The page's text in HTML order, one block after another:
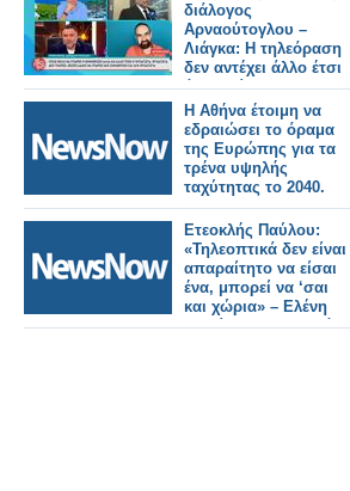
διάλογος
Αρναούτογλου –
Λιάγκα: Η τηλεόραση
δεν αντέχει άλλο έτσι
όπως είναι
Η Αθήνα έτοιμη να
εδραιώσει το όραμα
της Ευρώπης για τα
τρένα υψηλής
ταχύτητας το 2040.
Ετεοκλής Παύλου:
«Τηλεοπτικά δεν είναι
απαραίτητο να είσαι
ένα, μπορεί να ‘σαι
και χώρια» – Ελένη
Χατζίδου: «Έτσι, κάθε